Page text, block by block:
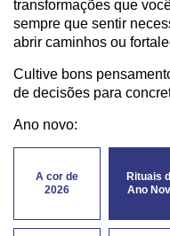
transformações que
sempre que sentir
abrir caminhos ou
Cultive bons
de decisões para
Ano novo:
A cor de
2026
Rituais
Ano